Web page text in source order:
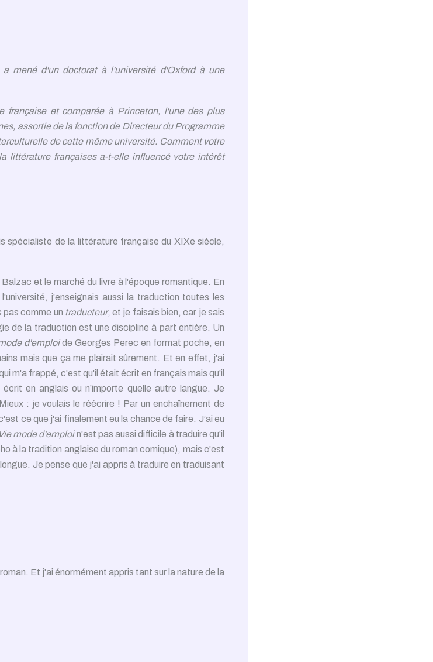
a mené d'un doctorat à l'université d'Oxford à une
française et comparée à Princeton, l'une des plus
assortie de la fonction de Directeur du Programme
de cette même université. Comment votre
littérature françaises a-t-elle influencé votre intérêt
spécialiste de la littérature française du XIXe siècle,
et le marché du livre à l'époque romantique. En
j'enseignais aussi la traduction toutes les
pas comme un traducteur, et je faisais bien, car je sais
de la traduction est une discipline à part entière. Un
d'emploide Georges Perec en format poche, en
mais que ça me plairait sûrement. Et en effet, j'ai
m'a frappé, c'est qu'il était écrit en français mais qu'il
en anglais ou n’importe quelle autre langue. Je
: je voulais le réécrire ! Par un enchaînement de
ce que j'ai finalement eu la chance de faire. J’ai eu
mode d'emploin'est pas aussi difficile à traduire qu'il
à la tradition anglaise du roman comique), mais c'est
Je pense que j'ai appris à traduire en traduisant
roman. Et j'ai énormément appris tant sur la nature de la